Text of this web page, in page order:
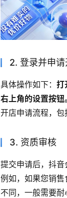
2. 登录并申请
具体操作如下：打
右上角的设置按
开店申请流程，包
3. 资质审核
提交申请后，抖
例如，如果您销
不同，一般需要耐